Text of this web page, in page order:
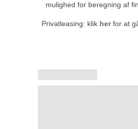
mulighed for beregning af
Privatleasing: klik herfor at